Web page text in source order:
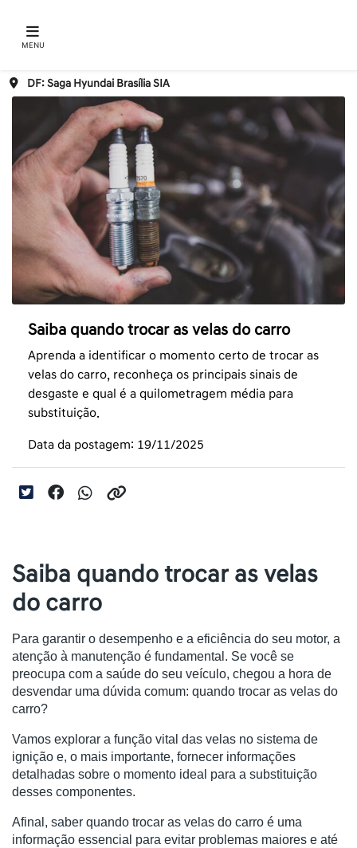
MENU
DF: Saga Hyundai Brasília SIA
Saiba quando trocar as velas do carro
Aprenda a identificar o momento certo de trocar as
velas do carro, reconheça os principais sinais de
desgaste e qual é a quilometragem média para
substituição.
Data da postagem: 19/11/2025
Saiba quando trocar as velas
do carro
Para garantir o desempenho e a eficiência do seu motor, a
atenção à manutenção é fundamental. Se você se
preocupa com a saúde do seu veículo, chegou a hora de
desvendar uma dúvida comum: quando trocar as velas do
carro?
Vamos explorar a função vital das velas no sistema de
ignição e, o mais importante, fornecer informações
detalhadas sobre o momento ideal para a substituição
desses componentes.
Afinal, saber quando trocar as velas do carro é uma
informação essencial para evitar problemas maiores e até